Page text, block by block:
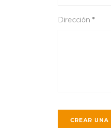
Dirección *